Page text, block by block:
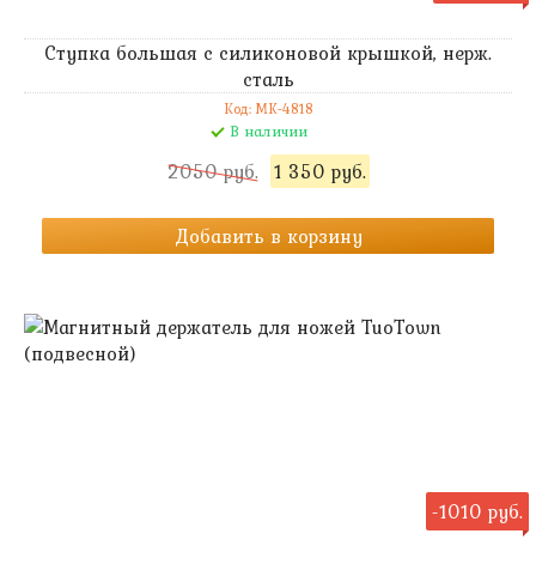
Ступка большая с силиконовой крышкой, нерж.
сталь
Код: MK-4818
В наличии
2050 руб. 1 350 руб.
Добавить в корзину
-1010 руб.